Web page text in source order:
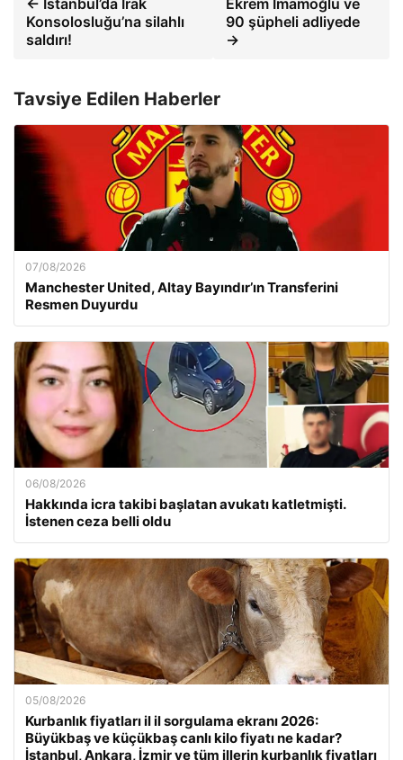
← İstanbul’da Irak
Konsolosluğu’na silahlı
saldırı!
Ekrem İmamoğlu ve
90 şüpheli adliyede
→
Tavsiye Edilen Haberler
07/08/2026
Manchester United, Altay Bayındır’ın Transferini
Resmen Duyurdu
06/08/2026
Hakkında icra takibi başlatan avukatı katletmişti.
İstenen ceza belli oldu
05/08/2026
Kurbanlık fiyatları il il sorgulama ekranı 2026:
Büyükbaş ve küçükbaş canlı kilo fiyatı ne kadar?
İstanbul, Ankara, İzmir ve tüm illerin kurbanlık fiyatları